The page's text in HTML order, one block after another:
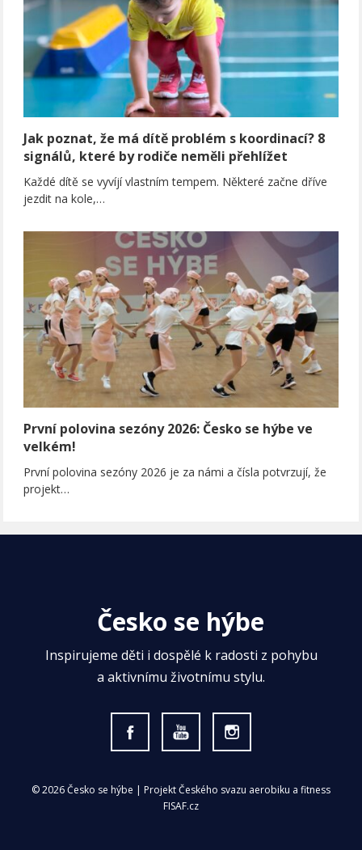
Jak poznat, že má dítě problém s koordinací? 8
signálů, které by rodiče neměli přehlížet
Každé dítě se vyvíjí vlastním tempem. Některé začne dříve
jezdit na kole,…
První polovina sezóny 2026: Česko se hýbe ve
velkém!
První polovina sezóny 2026 je za námi a čísla potvrzují, že
projekt…
Česko se hýbe
Inspirujeme děti i dospělé k radosti z pohybu
a aktivnímu životnímu stylu.
© 2026 Česko se hýbe | Projekt Českého svazu aerobiku a fitness
FISAF.cz